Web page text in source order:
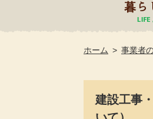
暮ら
ホーム 事業者
建設工事